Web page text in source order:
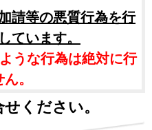
請等の悪質行為を行
ています。
うな行為は絶対に行
。
ください。